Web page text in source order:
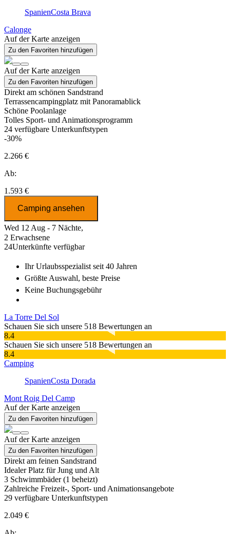
SpanienCosta Brava
Calonge
Auf der Karte anzeigen
Zu den Favoriten hinzufügen
Auf der Karte anzeigen
Zu den Favoriten hinzufügen
Direkt am schönen Sandstrand
Terrassencampingplatz mit Panoramablick
Schöne Poolanlage
Tolles Sport- und Animationsprogramm
24 verfügbare Unterkunftstypen
-30%
2.266 €
Ab:
1.593 €
Camping ansehen
Wed 12 Aug - 7 Nächte,
2 Erwachsene
24Unterkünfte verfügbar
Ihr Urlaubsspezialistseit 40 Jahren
Größte Auswahl, beste Preise
Keine Buchungsgebühr
La Torre Del Sol
Schauen Sie sich unsere 518 Bewertungen an
8.4
Schauen Sie sich unsere 518 Bewertungen an
8.4
Camping
SpanienCosta Dorada
Mont Roig Del Camp
Auf der Karte anzeigen
Zu den Favoriten hinzufügen
Auf der Karte anzeigen
Zu den Favoriten hinzufügen
Direkt am feinen Sandstrand
Idealer Platz für Jung und Alt
3 Schwimmbäder (1 beheizt)
Zahlreiche Freizeit-, Sport- und Animationsangebote
29 verfügbare Unterkunftstypen
2.049 €